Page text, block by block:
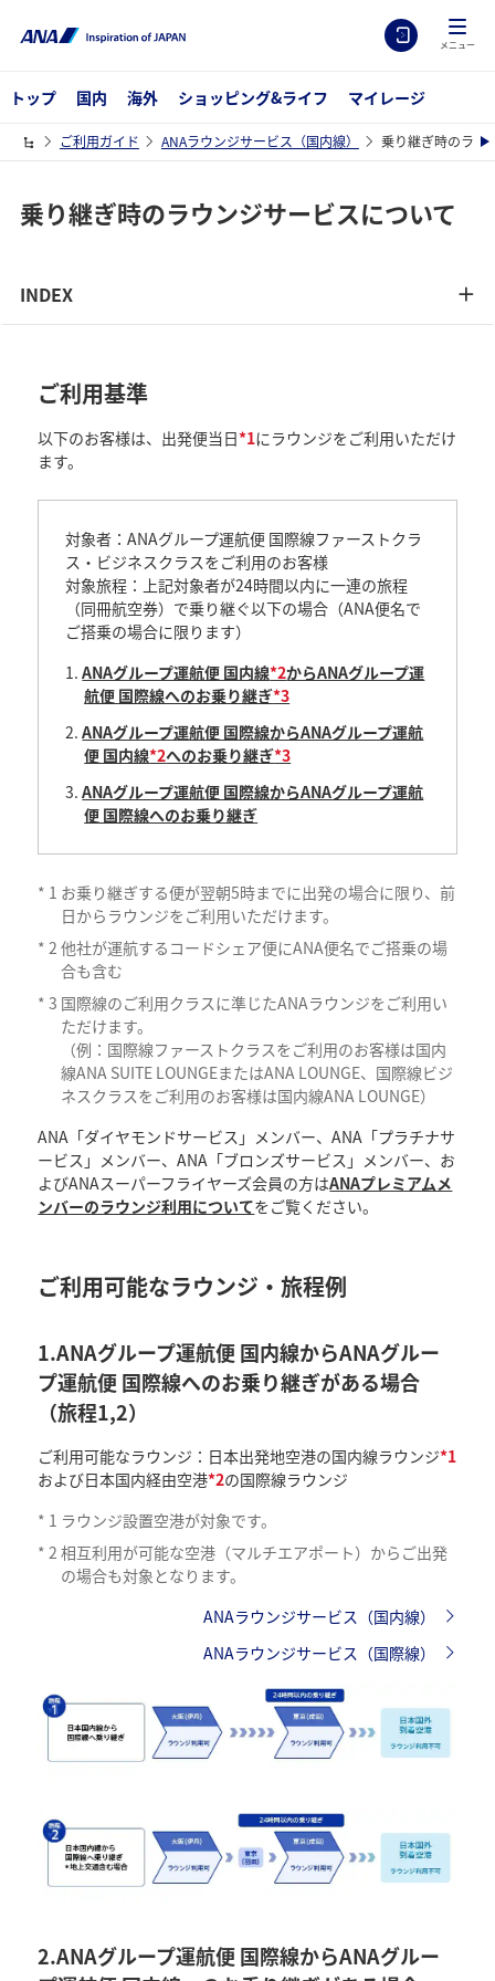
メニュー
トップ 国内 海外 ショッピング&ライフ マイレージ
ご利用ガイド ANAラウンジサービス（国内線） 乗り継ぎ時のラウ
乗り継ぎ時のラウンジサービスについて
INDEX
ご利用基準
以下のお客様は、出発便当日*1にラウンジをご利用いただけ
ます。
対象者：ANAグループ運航便 国際線ファーストクラ
ス・ビジネスクラスをご利用のお客様
対象旅程：上記対象者が24時間以内に一連の旅程
（同冊航空券）で乗り継ぐ以下の場合（ANA便名で
ご搭乗の場合に限ります）
ANAグループ運航便 国内線*2からANAグループ運
航便 国際線へのお乗り継ぎ*3
ANAグループ運航便 国際線からANAグループ運航
便 国内線*2へのお乗り継ぎ*3
ANAグループ運航便 国際線からANAグループ運航
便 国際線へのお乗り継ぎ
* 1 お乗り継ぎする便が翌朝5時までに出発の場合に限り、前
日からラウンジをご利用いただけます。
* 2 他社が運航するコードシェア便にANA便名でご搭乗の場
合も含む
* 3 国際線のご利用クラスに準じたANAラウンジをご利用い
ただけます。
（例：国際線ファーストクラスをご利用のお客様は国内
線ANA SUITE LOUNGEまたはANA LOUNGE、国際線ビジ
ネスクラスをご利用のお客様は国内線ANA LOUNGE）
ANA「ダイヤモンドサービス」メンバー、ANA「プラチナサ
ービス」メンバー、ANA「ブロンズサービス」メンバー、お
よびANAスーパーフライヤーズ会員の方はANAプレミアムメ
ンバーのラウンジ利用についてをご覧ください。
ご利用可能なラウンジ・旅程例
1.ANAグループ運航便 国内線からANAグルー
プ運航便 国際線へのお乗り継ぎがある場合
（旅程1,2）
ご利用可能なラウンジ：日本出発地空港の国内線ラウンジ*1
および日本国内経由空港*2の国際線ラウンジ
* 1 ラウンジ設置空港が対象です。
* 2 相互利用が可能な空港（マルチエアポート）からご出発
の場合も対象となります。
ANAラウンジサービス（国内線）
ANAラウンジサービス（国際線）
2.ANAグループ運航便 国際線からANAグルー